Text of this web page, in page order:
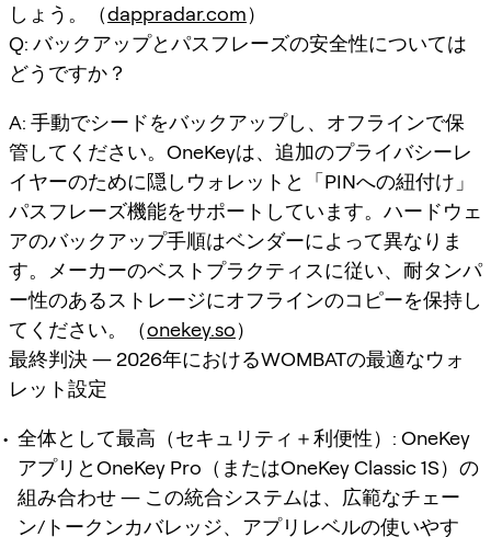
しょう。（dappradar.com）
Q: バックアップとパスフレーズの安全性については
どうですか？
A: 手動でシードをバックアップし、オフラインで保
管してください。OneKeyは、追加のプライバシーレ
イヤーのために隠しウォレットと「PINへの紐付け」
パスフレーズ機能をサポートしています。ハードウェ
アのバックアップ手順はベンダーによって異なりま
す。メーカーのベストプラクティスに従い、耐タンパ
ー性のあるストレージにオフラインのコピーを保持し
てください。（onekey.so）
最終判決 ― 2026年におけるWOMBATの最適なウォ
レット設定
全体として最高（セキュリティ＋利便性） : OneKey
アプリとOneKey Pro（またはOneKey Classic 1S）の
組み合わせ ― この統合システムは、広範なチェー
ン/トークンカバレッジ、アプリレベルの使いやす